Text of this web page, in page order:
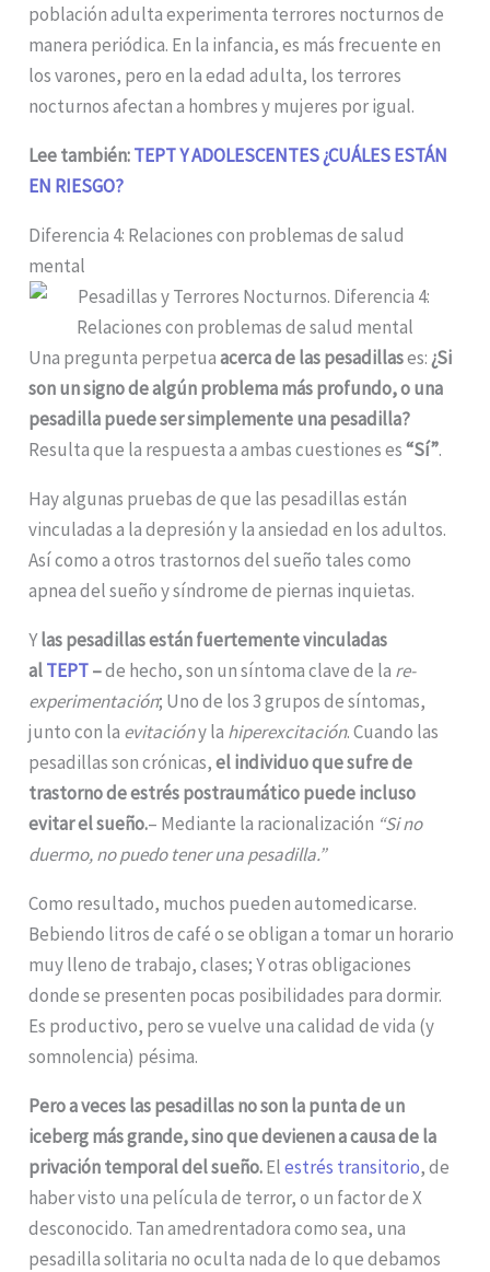
población adulta experimenta terrores nocturnos de
manera periódica. En la infancia, es más frecuente en
los varones, pero en la edad adulta, los terrores
nocturnos afectan a hombres y mujeres por igual.
Lee también:TEPT Y ADOLESCENTES ¿CUÁLES ESTÁN
EN RIESGO?
Diferencia 4: Relaciones con problemas de salud
mental
Una pregunta perpetuaacerca de las pesadillases: ¿Si
son un signo de algún problema más profundo, o una
pesadilla puede ser simplemente una pesadilla?
Resulta que la respuesta a ambas cuestiones es“Sí”.
Hay algunas pruebas de que las pesadillas están
vinculadas a la depresión y la ansiedad en los adultos.
Así como a otros trastornos del sueño tales como
apnea del sueño y síndrome de piernas inquietas.
Ylas pesadillas están fuertemente vinculadas
alTEPT–de hecho, son un síntoma clave de la re-
experimentación; Uno de los 3 grupos de síntomas,
junto con la evitacióny la hiperexcitación. Cuando las
pesadillas son crónicas,el individuo que sufre de
trastorno de estrés postraumático puede incluso
evitar el sueño.– Mediante la racionalización “Si no
duermo, no puedo tener una pesadilla.”
Como resultado, muchos pueden automedicarse.
Bebiendo litros de café o se obligan a tomar un horario
muy lleno de trabajo, clases; Y otras obligaciones
donde se presenten pocas posibilidades para dormir.
Es productivo, pero se vuelve una calidad de vida (y
somnolencia) pésima.
Pero a veces las pesadillas no son la punta de un
iceberg más grande, sino que devienen a causa de la
privación temporal del sueño.Elestrés transitorio, de
haber visto una película de terror, o un factor de X
desconocido. Tan amedrentadora como sea, una
pesadilla solitaria no oculta nada de lo que debamos